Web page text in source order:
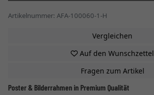
Artikelnummer: AFA-100060-1-H
Vergleichen
Auf den Wunschzettel
Fragen zum Artikel
Poster & Bilderrahmen in Premium Qualität